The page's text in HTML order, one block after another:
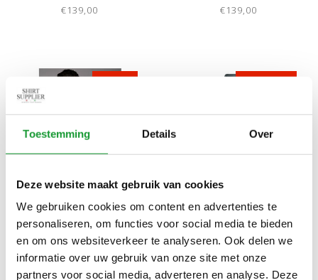
Toestemming Details Over
Deze website maakt gebruik van cookies
We gebruiken cookies om content en advertenties te
personaliseren, om functies voor social media te bieden
en om ons websiteverkeer te analyseren. Ook delen we
informatie over uw gebruik van onze site met onze
partners voor social media, adverteren en analyse. Deze
BEIGE BRUIN SUPIMA
€139,00
SUPIMA KATOEN JERSEY
€139,00
NIEUW
Bekijk alle12maten
DESOTO LUXURY
OVERHEMD SLIM FIT
PETROL GROEN SUPIMA
€139,00
SALE-31%
Bekijk alle7maten
JERSEY SHIRT RAGLAN
MOUWINZET GROEN
PIQUE WIDE SPREAD
€100,00€69,00